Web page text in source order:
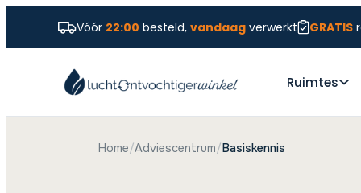
Vóór 22:00 besteld, vandaagverwerkt GRATIS
Ruimtes
Home/Adviescentrum/Basiskennis